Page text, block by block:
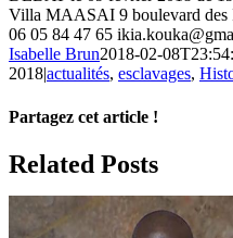
Villa MAASAI 9 boulevard des
06 05 84 47 65
Isabelle Brun2018-02-
2018|actualités, esclavages,
Partagez cet article !
Facebook
X
Reddit
LinkedIn
WhatsApp
Telegram
Tumblr
Pinterest
Vk
Xing
Email
Related Posts